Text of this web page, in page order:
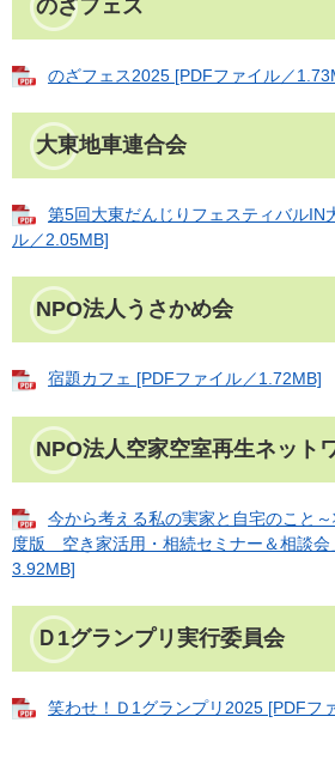
のざフェス
のざフェス2025 [PDFファイル／
大東地車連合会
第5回大東だんじりフェスティバルIN
ル／2.05MB]
NPO法人うさかめ会
宿題カフェ [PDFファイル／1.72MB]
NPO法人空家空室再生ネット
今から考える私の実家と自宅のこと
度版 空き家活用・相続セミナー＆相談会
3.92MB]
Ｄ1グランプリ実行委員会
笑わせ！Ｄ1グランプリ2025 [PDFフ